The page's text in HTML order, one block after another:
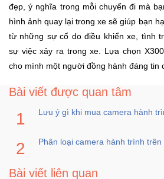
Nhà
Cửa
Và
Sống
Máy
Văn
đẹp, ý nghĩa trong mỗi chuyến đi mà
hình ảnh quay lại trong xe sẽ giúp bạn
từ những sự cố do điều khiển xe, tình
sự việc xảy ra trong xe. Lựa chọn
cho mình một người đồng hành đáng tin
Bài viết được quan tâm
Lưu ý gì khi mua camera hành
Phân loại camera hành trình
Bài viết liên quan